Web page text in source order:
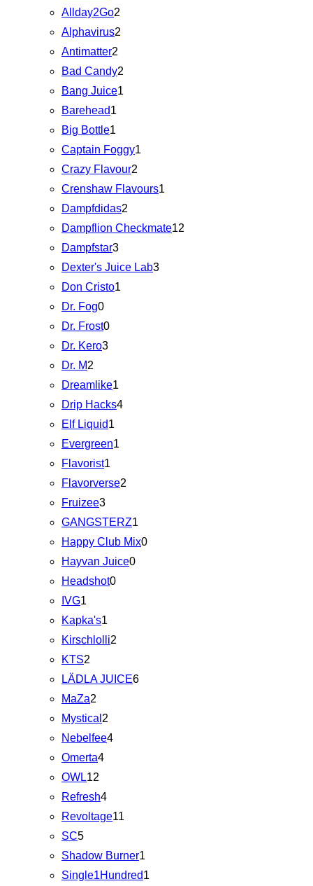
Allday2Go2
Alphavirus2
Antimatter2
Bad Candy2
Bang Juice1
Barehead1
Big Bottle1
Captain Foggy1
Crazy Flavour2
Crenshaw Flavours1
Dampfdidas2
Dampflion Checkmate12
Dampfstar3
Dexter's Juice Lab3
Don Cristo1
Dr. Fog0
Dr. Frost0
Dr. Kero3
Dr. M2
Dreamlike1
Drip Hacks4
Elf Liquid1
Evergreen1
Flavorist1
Flavorverse2
Fruizee3
GANGSTERZ1
Happy Club Mix0
Hayvan Juice0
Headshot0
IVG1
Kapka's1
Kirschlolli2
KTS2
LÄDLA JUICE6
MaZa2
Mystical 2
Nebelfee4
Omerta4
OWL12
Refresh4
Revoltage11
SC5
Shadow Burner1
Single1Hundred1